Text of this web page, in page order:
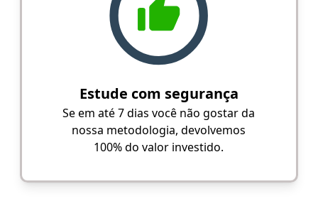
Estude com segurança
Se em até 7 dias você não gostar da
nossa metodologia, devolvemos
100% do valor investido.